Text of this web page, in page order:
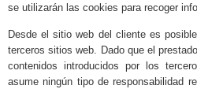
se utilizarán las cookies para recoger
Desde el sitio web del cliente es
terceros sitios web. Dado que el
contenidos introducidos por los
asume ningún tipo de responsabilidad